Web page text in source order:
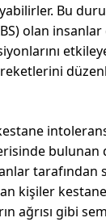
Bu
olan insanlar
bulunan
tarafından
kişiler
ağrısı gibi